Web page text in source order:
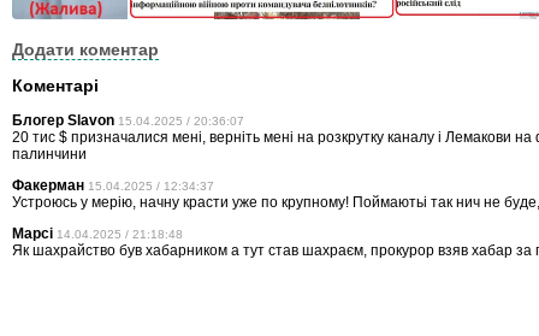
Додати коментар
Коментарі
Блогер Slavon 15.04.2025 / 20:36:07
20 тис $ призначалися мені, верніть мені на розкрутку каналу і Лемакови
палинчини
Факерман 15.04.2025 / 12:34:37
Устроюсь у мерію, начну красти уже по крупному! Поймаютьі так нич не
Марсі 14.04.2025 / 21:18:48
Як шахрайство був хабарником а тут став шахраєм, прокурор взяв хабар за